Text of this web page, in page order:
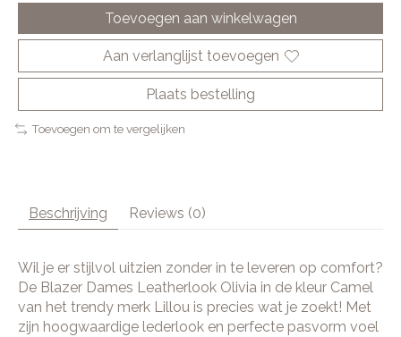
Toevoegen aan winkelwagen
Aan verlanglijst toevoegen
Plaats bestelling
Toevoegen om te vergelijken
Beschrijving Reviews (0)
Wil je er stijlvol uitzien zonder in te leveren op comfort?
De Blazer Dames Leatherlook Olivia in de kleur Camel
van het trendy merk Lillou is precies wat je zoekt! Met
zijn hoogwaardige lederlook en perfecte pasvorm voel